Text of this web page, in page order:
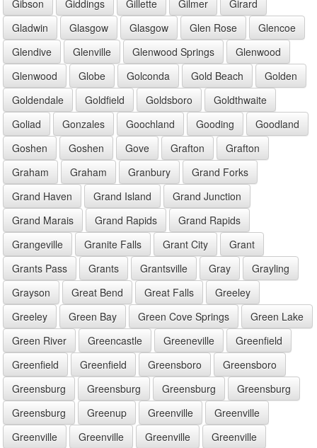
Gibson
Giddings Gillette Gilmer
Girard
Gladwin
Glasgow Glasgow Glen Rose
Glencoe
Glendive
Glenville Glenwood Springs
Glenwood
Glenwood
Globe Golconda Gold Beach
Golden
Goldendale
Goldfield Goldsboro
Goldthwaite
Goliad
Gonzales Goochland Gooding
Goodland
Goshen
Goshen Gove Grafton
Grafton
Graham
Graham Granbury
Grand Forks
Grand Haven
Grand Island
Grand Junction
Grand Marais
Grand Rapids
Grand Rapids
Grangeville
Granite Falls Grant City
Grant
Grants Pass
Grants Grantsville Gray
Grayling
Grayson
Great Bend Great Falls
Greeley
Greeley
Green Bay Green Cove Springs
Green Lake
Green River
Greencastle Greeneville
Greenfield
Greenfield
Greenfield Greensboro
Greensboro
Greensburg
Greensburg Greensburg
Greensburg
Greensburg
Greenup Greenville
Greenville
Greenville
Greenville Greenville
Greenville